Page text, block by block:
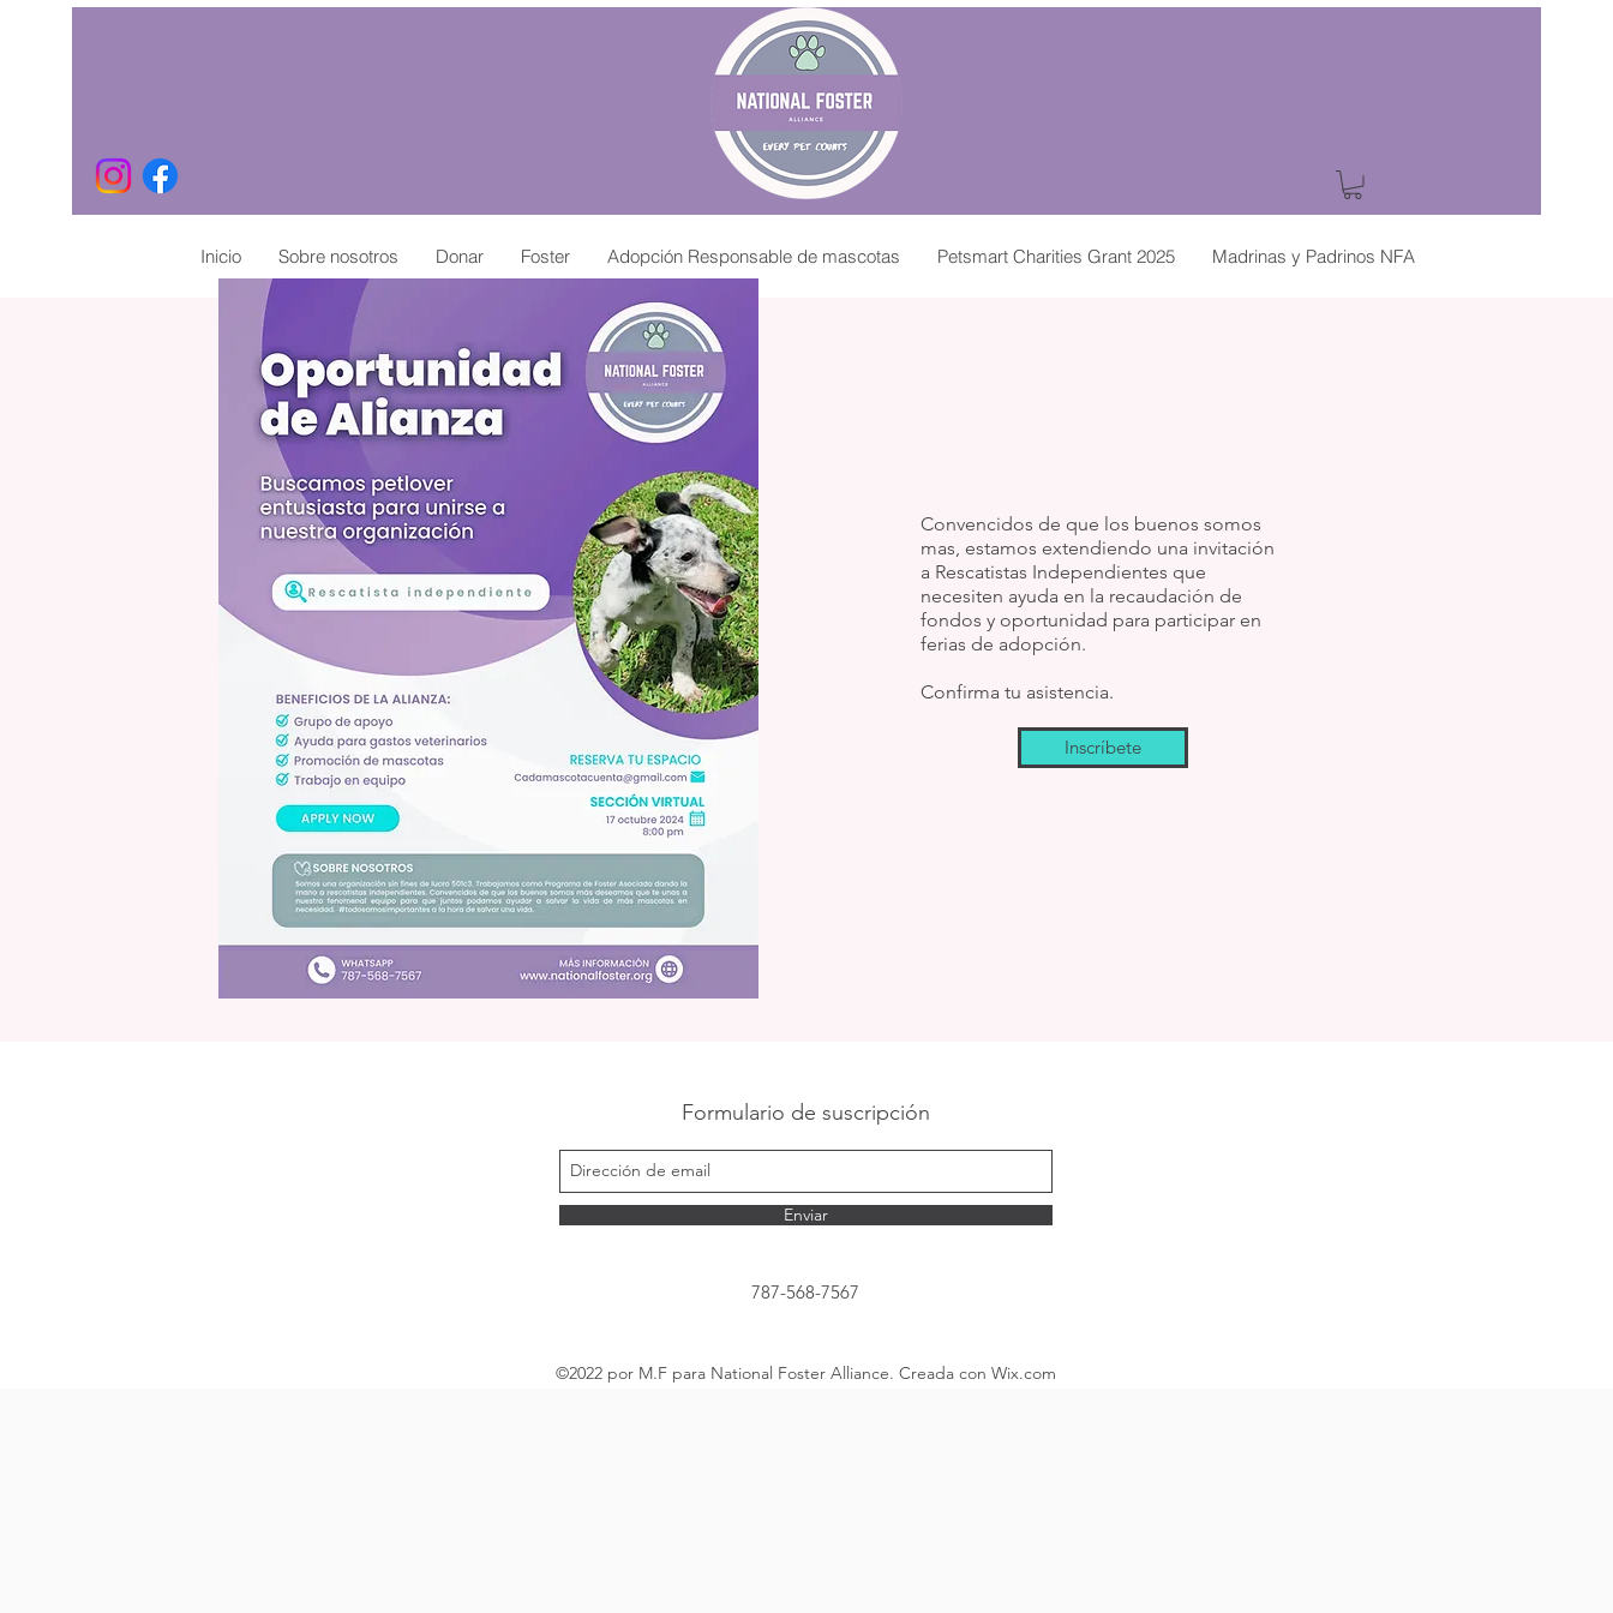
Inicio Sobre nosotros Donar Foster Adopción Responsable de mascotas Petsmart Charities Grant 2025 Madrinas y Padrinos NFA
Convencidos de que los buenos somos
mas, estamos extendiendo una invitación
a Rescatistas Independientes que
necesiten ayuda en la recaudación de
fondos y oportunidad para participar en
ferias de adopción.
Confirma tu asistencia.
Inscríbete
Formulario de suscripción
Enviar
787-568-7567
©2022 por M.F para National Foster Alliance. Creada con Wix.com